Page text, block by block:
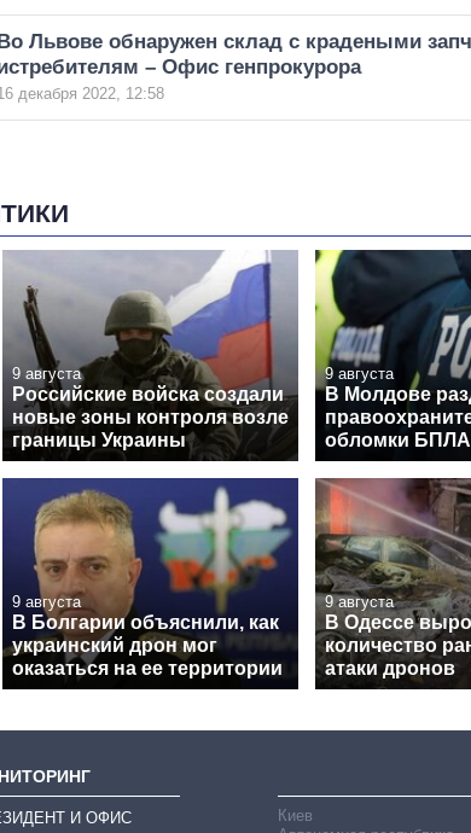
Во Львове обнаружен склад с крадеными
– Офис генпрокурора
декабря 2022, 12:58
9 августа
Российские войска создали
новые зоны контроля возле
границы Украины
9 августа
В Молдове
обломки БПЛА
9 августа
В Болгарии объяснили, как
украинский дрон мог
оказаться на ее территории
9 августа
В Одессе
количество
атаки дронов
И ОФИС
Киев